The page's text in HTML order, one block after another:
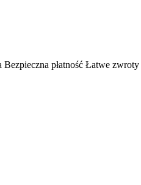
Bezpieczna płatność Łatwe zwroty